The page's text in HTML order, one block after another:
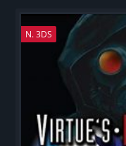
N. 3DS